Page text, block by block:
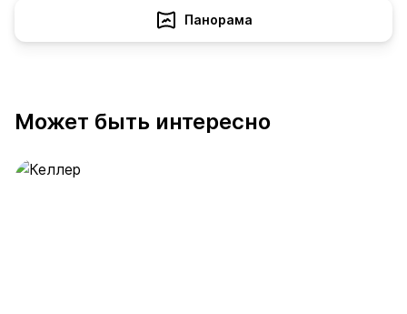
Панорама
Может быть интересно